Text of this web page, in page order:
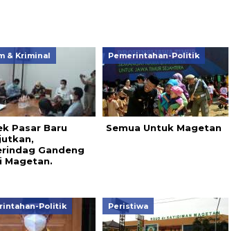
& Kriminal
Pasar Baru
Gandeng
Magetan.
Pemerintahan-Politik
Semua Untuk Magetan
Politik Peristiwa